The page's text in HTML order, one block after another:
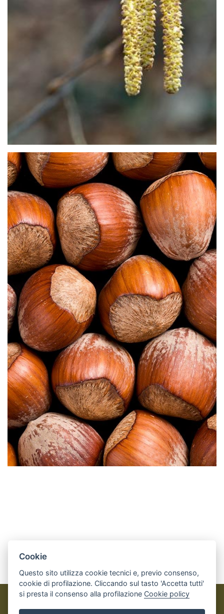
Perosa Argentina OUTDOOR
Cookie
Questo sito utilizza cookie tecnici e, previo consenso,
cookie di profilazione. Cliccando sul tasto 'Accetta tutti'
si presta il consenso alla profilazione Cookie policy